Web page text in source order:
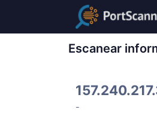
Escanear
-